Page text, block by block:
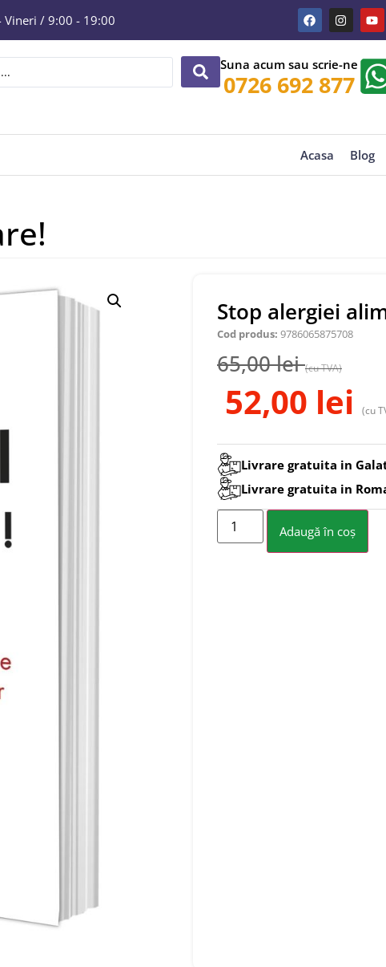
Vineri / 9:00 - 19:00
Suna acum sau scrie-ne
0726 692 877
Acasa Blog
Stop alergiei
Cod produs: 9786065875708
65,00lei (cu TVA)
52,00 lei (cu
Livrare gratuita in
Livrare gratuita in
Adaugă în coș